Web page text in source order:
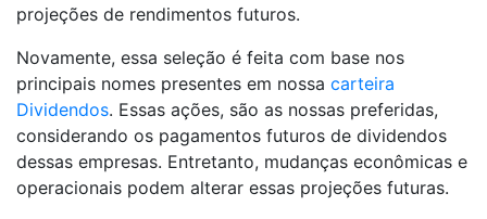
projeções de rendimentos futuros.
Novamente, essa seleção é feita com base nos
principais nomes presentes em nossa carteira
Dividendos. Essas ações, são as nossas preferidas,
considerando os pagamentos futuros de dividendos
dessas empresas. Entretanto, mudanças econômicas e
operacionais podem alterar essas projeções futuras.